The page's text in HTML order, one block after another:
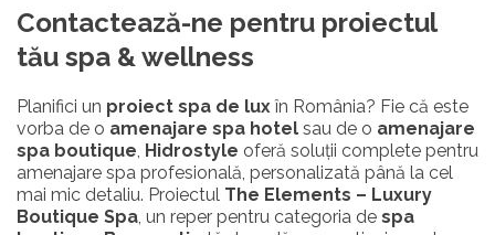
Contactează-ne pentru proiectul
tău spa & wellness
Planifici un proiect spa de luxîn România? Fie că este
vorba de o amenajare spa hotel sau de o amenajare
spa boutique Hidrostyle oferă soluții complete pentru
amenajare spa profesională, personalizată până la cel
mai mic detaliu. Proiectul The Elements – Luxury
Boutique Spa , un reper pentru categoria de spa